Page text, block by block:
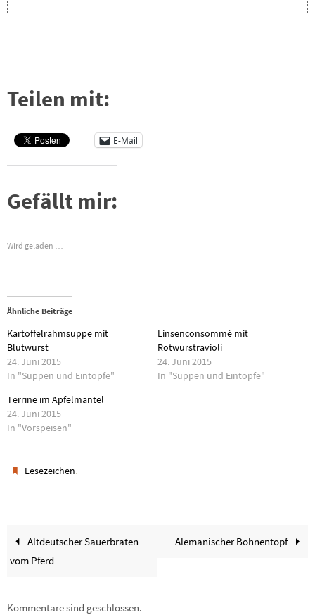
Teilen mit:
E-Mail
Gefällt mir:
Wird geladen …
Ähnliche Beiträge
Kartoffelrahmsuppe mit
Blutwurst
24. Juni 2015
In "Suppen und Eintöpfe"
Linsenconsommé mit
Rotwurstravioli
24. Juni 2015
In "Suppen und Eintöpfe"
Terrine im Apfelmantel
24. Juni 2015
In "Vorspeisen"
Lesezeichen.
Altdeutscher Sauerbraten
vom Pferd
Alemanischer Bohnentopf
Kommentare sind geschlossen.